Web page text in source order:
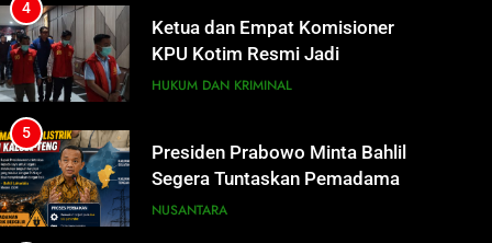
4
Ketua dan Empat Komisioner
KPU Kotim Resmi Jadi
Tersangka Dugaan Korupsi
HUKUM DAN KRIMINAL
5
Presiden Prabowo Minta Bahlil
Segera Tuntaskan Pemadaman
Listrik di Kalsel-Teng
NUSANTARA